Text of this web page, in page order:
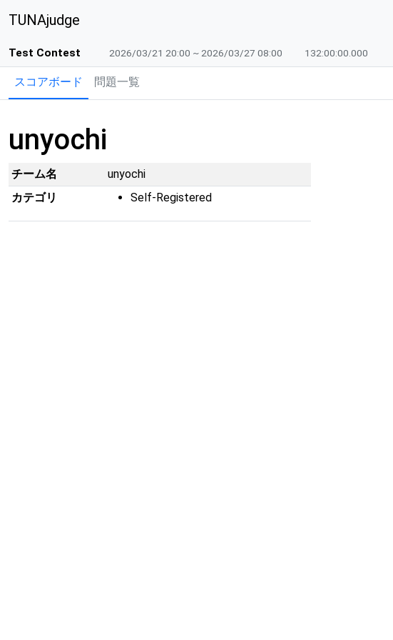
TUNAjudge
Test Contest 2026/03/21 20:00 ~ 2026/03/27 08:00 132:00:00.000
スコアボード 問題一覧
unyochi
チーム名
unyochi
カテゴリ
Self-Registered